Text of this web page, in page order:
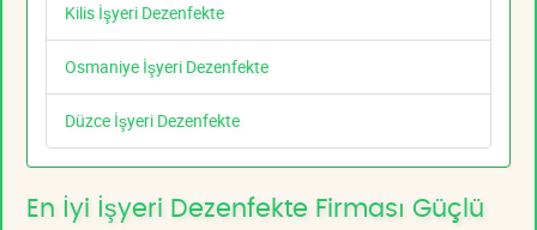
Kilis İşyeri Dezenfekte
Osmaniye İşyeri Dezenfekte
Düzce İşyeri Dezenfekte
En İyi İşyeri Dezenfekte Firması Güçlü